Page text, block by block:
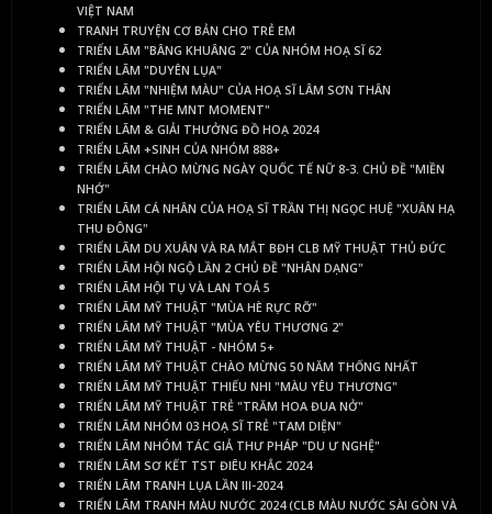
VIỆT NAM
TRANH TRUYỆN CƠ BẢN CHO TRẺ EM
TRIỂN LÃM "BÂNG KHUÂNG 2" CỦA NHÓM HOẠ SĨ 62
TRIỂN LÃM "DUYÊN LỤA"
TRIỂN LÃM "NHIỆM MÀU" CỦA HOẠ SĨ LÂM SƠN THÂN
TRIỂN LÃM "THE MNT MOMENT"
TRIỂN LÃM & GIẢI THƯỞNG ĐỒ HOẠ 2024
TRIỂN LÃM +SINH CỦA NHÓM 888+
TRIỂN LÃM CHÀO MỪNG NGÀY QUỐC TẾ NỮ 8-3. CHỦ ĐỀ "MIỀN
NHỚ"
TRIỂN LÃM CÁ NHÂN CỦA HOẠ SĨ TRẦN THỊ NGỌC HUỆ "XUÂN HẠ
THU ĐÔNG"
TRIỂN LÃM DU XUÂN VÀ RA MẮT BĐH CLB MỸ THUẬT THỦ ĐỨC
TRIỂN LÃM HỘI NGỘ LẦN 2 CHỦ ĐỀ "NHÂN DẠNG"
TRIỂN LÃM HỘI TỤ VÀ LAN TOẢ 5
TRIỂN LÃM MỸ THUẬT "MÙA HÈ RỰC RỠ"
TRIỂN LÃM MỸ THUẬT "MÙA YÊU THƯƠNG 2"
TRIỂN LÃM MỸ THUẬT - NHÓM 5+
TRIỂN LÃM MỸ THUẬT CHÀO MỪNG 50 NĂM THỐNG NHẤT
TRIỂN LÃM MỸ THUẬT THIẾU NHI "MÀU YÊU THƯƠNG"
TRIỂN LÃM MỸ THUẬT TRẺ "TRĂM HOA ĐUA NỞ"
TRIỂN LÃM NHÓM 03 HOẠ SĨ TRẺ "TAM DIỆN"
TRIỂN LÃM NHÓM TÁC GIẢ THƯ PHÁP "DU Ư NGHỆ"
TRIỂN LÃM SƠ KẾT TST ĐIÊU KHẮC 2024
TRIỂN LÃM TRANH LỤA LẦN III-2024
TRIỂN LÃM TRANH MÀU NƯỚC 2024 (CLB MÀU NƯỚC SÀI GÒN VÀ